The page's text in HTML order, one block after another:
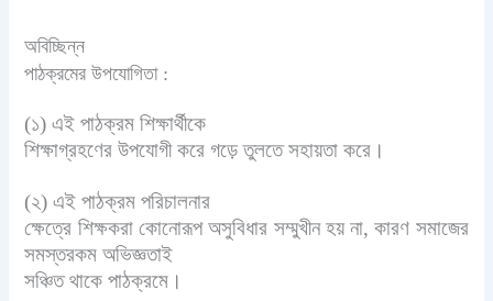
অবিচ্ছিন্ন
পাঠক্রমের উপযোগিতা :
(১) এই পাঠক্রম শিক্ষার্থীকে
শিক্ষাগ্রহণের উপযোগী করে গড়ে তুলতে সহায়তা করে।
(২) এই পাঠক্রম পরিচালনার
ক্ষেত্রে শিক্ষকরা কোনোরূপ অসুবিধার সম্মুখীন হয় না, কারণ সমাজের
সমস্তরকম অভিজ্ঞতাই
সঞ্চিত থাকে পাঠক্রমে।